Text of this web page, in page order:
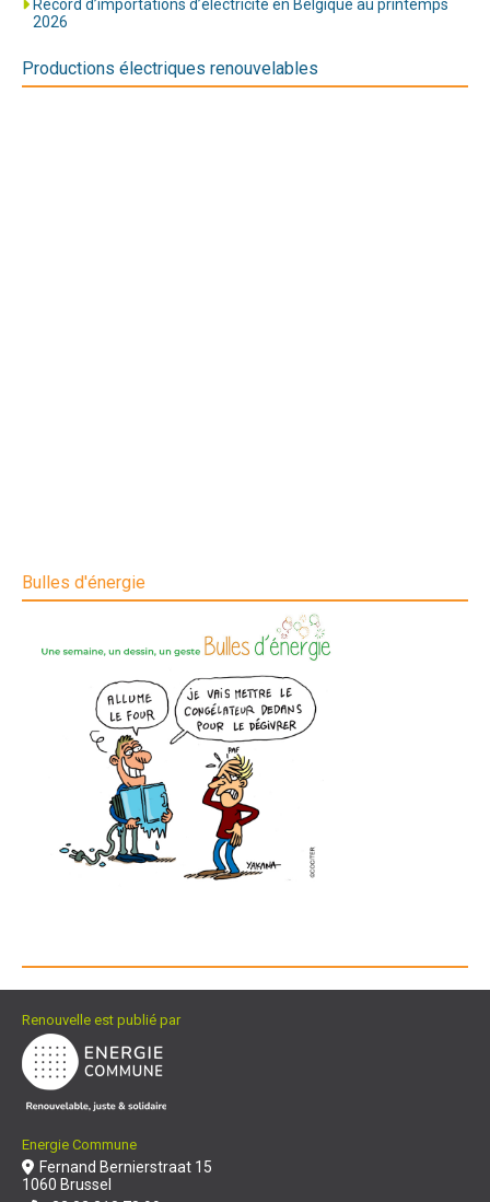
Record d’importations d’électricité en Belgique au printemps
2026
Productions électriques renouvelables
Bulles d'énergie
Renouvelle est publié par
Energie Commune
Fernand Bernierstraat 15
1060 Brussel